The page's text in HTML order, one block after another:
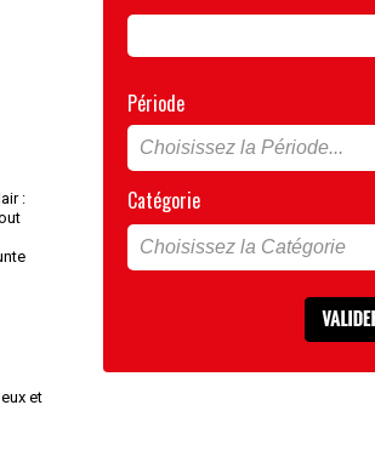
:
et
Période
Catégorie